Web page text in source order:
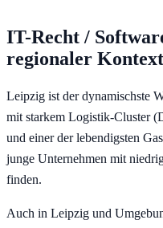
IT-Recht /
regionaler Kontext
Leipzig ist der dynamischste
mit starkem Logistik-Cluster
und einer der lebendigsten
junge Unternehmen mit
finden.
Auch in Leipzig und